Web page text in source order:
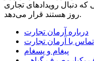
دنبال رویدادهای تجاری
روز هستند قرار می‌دهد.
درباره آرمان تجارت
تماس با آرمان تجارت
پیغام و پسغام